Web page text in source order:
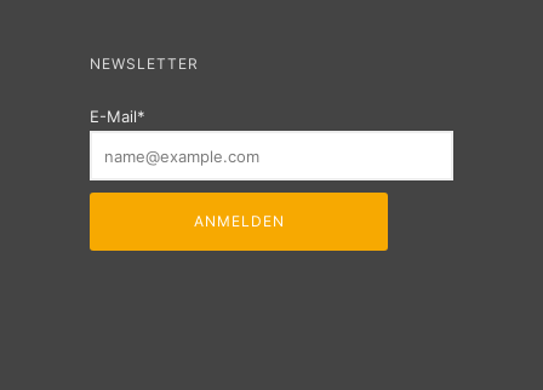
NEWSLETTER
E-Mail*
ANMELDEN